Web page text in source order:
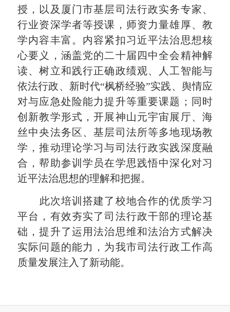
授，以及厦门市基层司法行政实务专家、
行业资深学者等授课，师资力量雄厚、教
学内容丰富。内容紧扣习近平法治思想核
心要义，涵盖党的二十届四中全会精神解
读、树立和践行正确政绩观、人工智能与
依法行政、新时代“枫桥经验”实践、舆情应
对与应急处险能力提升等重要课题；同时
创新教学形式，开展神山元宇宙展厅、海
丝中央法务区、基层司法所等多地现场教
学，推动理论学习与司法行政实践深度融
合，帮助参训学员在学思践悟中深化对习
近平法治思想的理解和把握。
此次培训搭建了校地合作的优质学习
平台，有效夯实了司法行政干部的理论基
础，提升了运用法治思维和法治方式解决
实际问题的能力，为我市司法行政工作高
质量发展注入了新动能。